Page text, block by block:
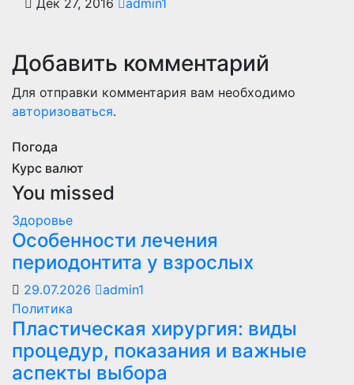
Дек 27, 2016 admin1
Добавить комментарий
Для отправки комментария вам необходимо
авторизоваться.
Погода
Курс валют
You missed
Здоровье
Особенности лечения
периодонтита у взрослых
29.07.2026
admin1
Политика
Пластическая хирургия: виды
процедур, показания и важные
аспекты выбора